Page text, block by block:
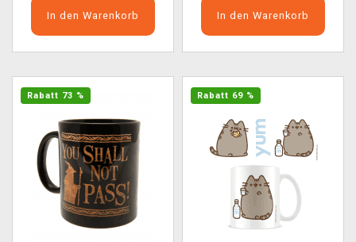
In den Warenkorb In den Warenkorb
Rabatt 73 % Rabatt 69 %